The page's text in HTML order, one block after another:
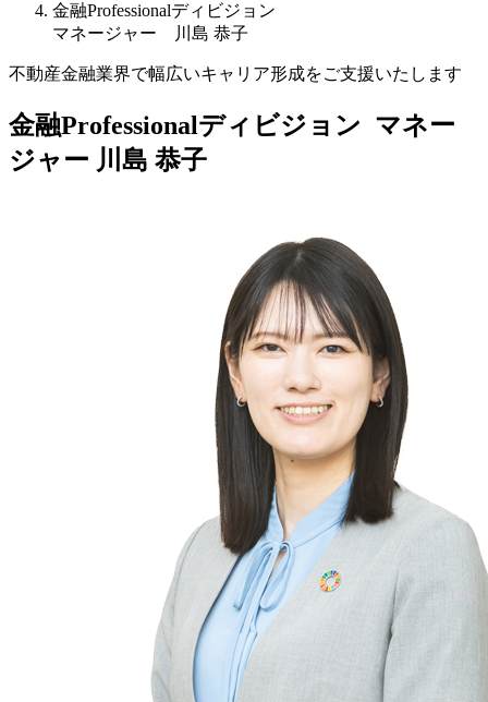
金融Professionalディビジョン
マネージャー 川島 恭子
不動産金融業界で幅広いキャリア形成をご支援いたします
金融Professionalディビジョン マネー
ジャー 川島 恭子